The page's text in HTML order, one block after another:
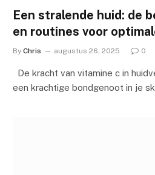
Een stralende huid: de
en routines voor
By Chris augustus 26, 2025 0
De kracht van vitamine c in
een krachtige bondgenoot in je